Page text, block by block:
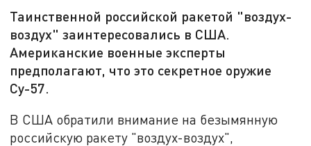
Таинственной российской ракетой "воздух-
воздух" заинтересовались в США.
Американские военные эксперты
предполагают, что это секретное оружие
Су-57.
В США обратили внимание на безымянную
российскую ракету "воздух-воздух",